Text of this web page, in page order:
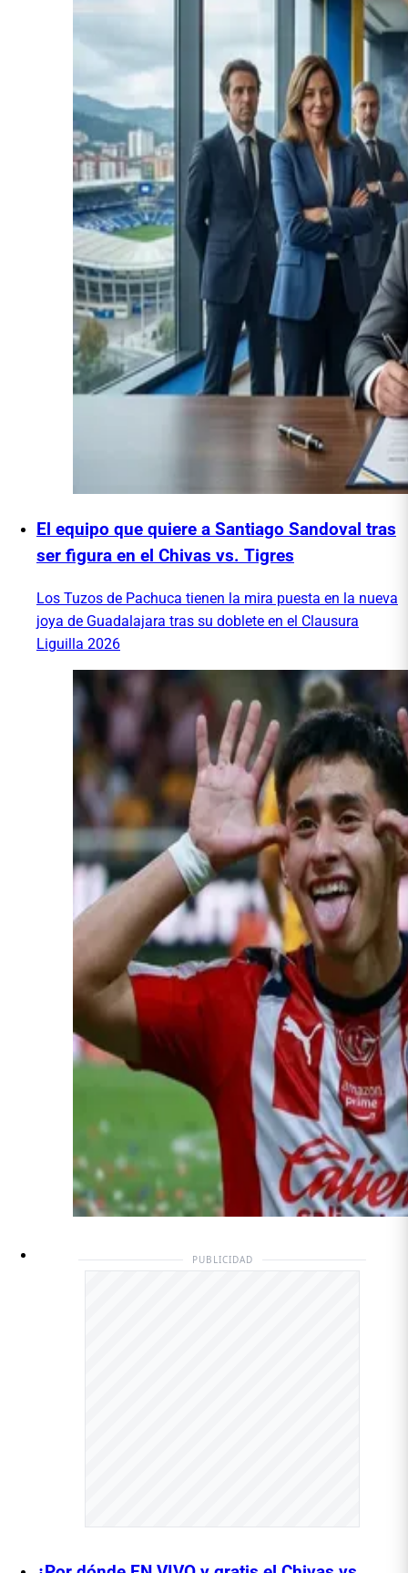
El equipo que quiere a Santiago Sandoval tras
ser figura en el Chivas vs. Tigres
Los Tuzos de Pachuca tienen la mira puesta en la nueva
joya de Guadalajara tras su doblete en el Clausura
Liguilla 2026
PUBLICIDAD